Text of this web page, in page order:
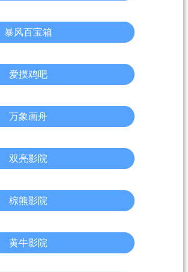
暴风百宝箱
爱摸鸡吧
万象画舟
双亮影院
棕熊影院
黄牛影院